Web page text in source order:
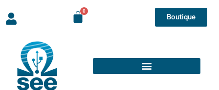
Boutique